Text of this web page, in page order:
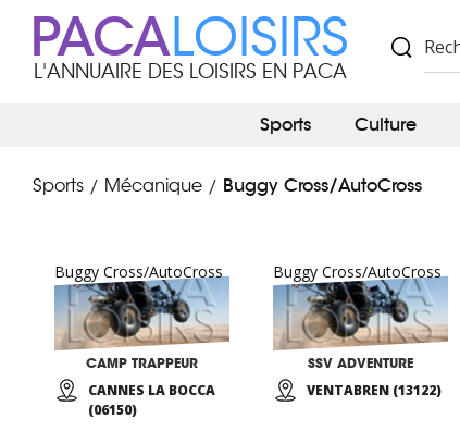
PACALOISIRS
L'ANNUAIRE DES LOISIRS EN PACA
Sports Culture
Sports / Mécanique / Buggy Cross/AutoCross
Buggy Cross/AutoCross
CAMP TRAPPEUR
CANNES LA BOCCA
(06150)
Buggy Cross/AutoCross
SSV ADVENTURE
VENTABREN (13122)